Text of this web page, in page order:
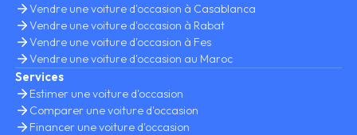
Vendre une voiture d'occasion à Casablanca
Vendre une voiture d'occasion à Rabat
Vendre une voiture d'occasion à Fes
Vendre une voiture d'occasion au Maroc
Services
Estimer une voiture d'occasion
Comparer une voiture d'occasion
Financer une voiture d'occasion